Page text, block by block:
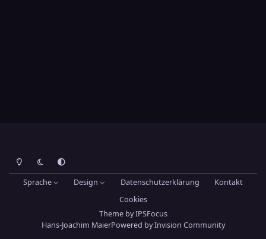
Heller ModusDunkler ModusSystemeinstellung
Sprache Design Datenschutzerklärung
Kontakt
Cookies
ThemebyIPSFocus
Hans-Joachim MaierPowered byInvision Community